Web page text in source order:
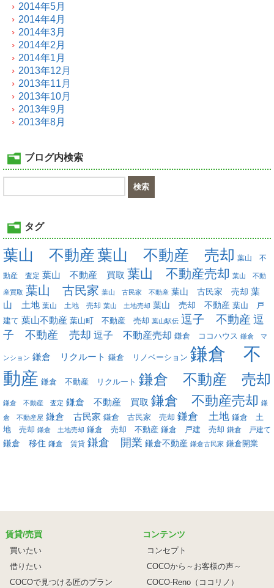
2014年5月
2014年4月
2014年3月
2014年2月
2014年1月
2013年12月
2013年11月
2013年10月
2013年9月
2013年8月
ブログ内検索
タグ
葉山 不動産葉山 不動産 売却 葉山 不
動産 査定 葉山 不動産 買取 葉山 不動産売却 葉山 不動
産買取 葉山 古民家 葉山 古民家 不動産 葉山 古民家 売却 葉
山 土地 葉山 土地 売却 葉山 土地売却 葉山 売却 不動産 葉山 戸
建て 葉山不動産 葉山町 不動産 売却 葉山駅伝 逗子 不動産 逗
子 不動産 売却 逗子 不動産売却 鎌倉 ココハウス 鎌倉 マ
ンション 鎌倉 リクルート 鎌倉 リノベーション 鎌倉 不
動産 鎌倉 不動産 リクルート 鎌倉 不動産 売却
鎌倉 不動産 査定 鎌倉 不動産 買取 鎌倉 不動産売却 鎌
倉 不動産屋 鎌倉 古民家 鎌倉 古民家 売却 鎌倉 土地 鎌倉 土
地 売却 鎌倉 土地売却 鎌倉 売却 不動産 鎌倉 戸建 売却 鎌倉 戸建て
鎌倉 移住 鎌倉 賃貸 鎌倉 開業 鎌倉不動産 鎌倉古民家 鎌倉開業
賃貸/売買
買いたい
借りたい
COCOで見つける匠のプラン
コンテンツ
コンセプト
COCOから～お客様の声～
COCO-Reno（ココリノ）